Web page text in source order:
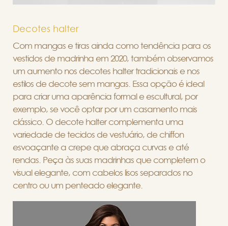
Decotes halter
Com mangas e tiras ainda como tendência para os
vestidos de madrinha em 2020, também observamos
um aumento nos decotes halter tradicionais e nos
estilos de decote sem mangas. Essa opção é ideal
para criar uma aparência formal e escultural, por
exemplo, se você optar por um casamento mais
clássico. O decote halter complementa uma
variedade de tecidos de vestuário, de chiffon
esvoaçante a crepe que abraça curvas e até
rendas. Peça às suas madrinhas que completem o
visual elegante, com cabelos lisos separados no
centro ou um penteado elegante.